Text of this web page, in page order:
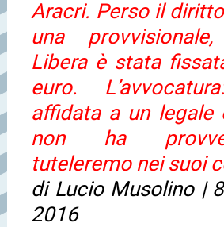
Aracri. Perso il
una
Libera è stata
euro.
affidata a un legale
non ha
tuteleremo nei suoi
di Lucio Musolino |
2016